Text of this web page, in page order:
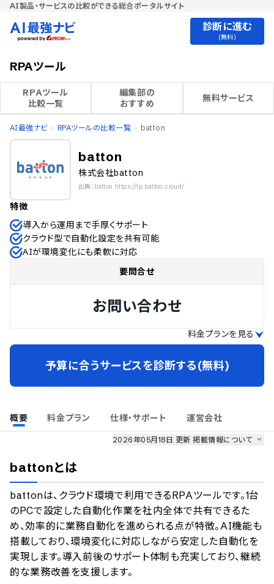
AI製品・サービスの比較ができる総合ポータルサイト
診断に進む
(無料)
RPAツール
RPAツール
比較一覧
編集部の
おすすめ
無料サービス
AI最強ナビ RPAツールの比較一覧 batton
batton
株式会社batton
出典：batton https://lp.batton.cloud/
特徴
導入から運用まで手厚くサポート
クラウド型で自動化設定を共有可能
AIが環境変化にも柔軟に対応
要問合せ
お問い合わせ
料金プランを見る
予算に合うサービスを診断する(無料)
概要 料金プラン 仕様・サポート 運営会社
2026年05月18日 更新掲載情報について
のサービスデータを参照しています。
情報更新者：AI最強ナビ編集部 情報取得元 掲載修正依頼
battonとは
battonは、クラウド環境で利用できるRPAツールです。1台
のPCで設定した自動化作業を社内全体で共有できるた
め、効率的に業務自動化を進められる点が特徴。AI機能も
搭載しており、環境変化に対応しながら安定した自動化を
実現します。導入前後のサポート体制も充実しており、継続
的な業務改善を支援します。